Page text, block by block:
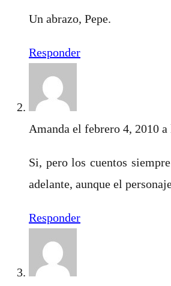
Un abrazo, Pepe.
Responder
Amanda el febrero 4, 2010 a
Si, pero los cuentos
adelante, aunque el
Responder